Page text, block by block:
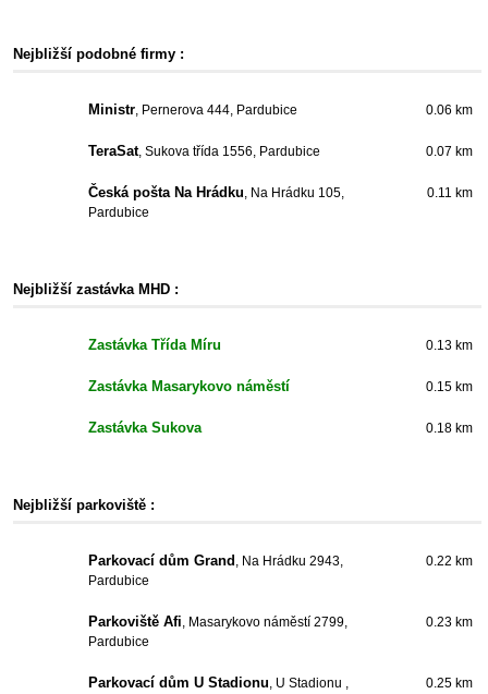
Nejbližší podobné firmy :
Ministr, Pernerova 444, Pardubice 0.06 km
TeraSat, Sukova třída 1556, Pardubice 0.07 km
Česká pošta Na Hrádku, Na Hrádku 105,
Pardubice
0.11 km
Nejbližší zastávka MHD :
Zastávka Třída Míru 0.13 km
Zastávka Masarykovo náměstí 0.15 km
Zastávka Sukova 0.18 km
Nejbližší parkoviště :
Parkovací dům Grand , Na Hrádku 2943,
Pardubice
0.22 km
Parkoviště Afi, Masarykovo náměstí 2799,
Pardubice
0.23 km
Parkovací dům U Stadionu, U Stadionu ,
0.25 km